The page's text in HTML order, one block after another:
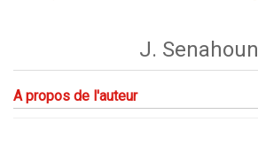
J. Senahoun
A propos de l'auteur